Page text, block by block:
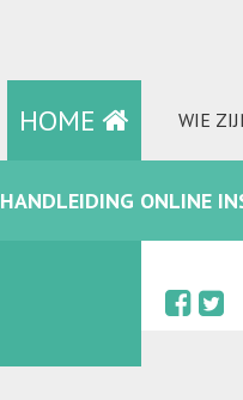
HOME WIE
HANDLEIDING ONLINE